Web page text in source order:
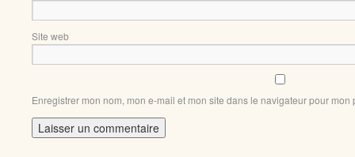
Site web
Enregistrer mon nom, mon e-mail et mon site dans le navigateur pour